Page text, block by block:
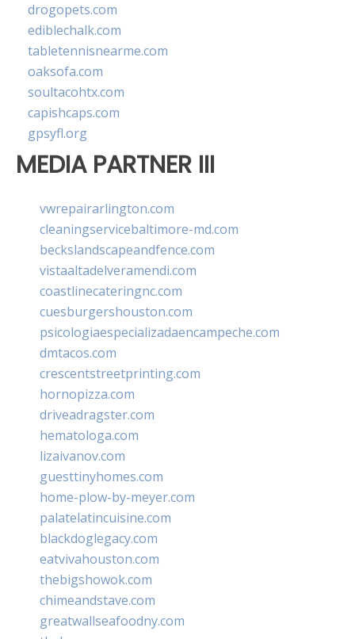
drogopets.com
ediblechalk.com
tabletennisnearme.com
oaksofa.com
soultacohtx.com
capishcaps.com
gpsyfl.org
MEDIA PARTNER III
vwrepairarlington.com
cleaningservicebaltimore-md.com
beckslandscapeandfence.com
vistaaltadelveramendi.com
coastlinecateringnc.com
cuesburgershouston.com
psicologiaespecializadaencampeche.com
dmtacos.com
crescentstreetprinting.com
hornopizza.com
driveadragster.com
hematologa.com
lizaivanov.com
guesttinyhomes.com
home-plow-by-meyer.com
palatelatincuisine.com
blackdoglegacy.com
eatvivahouston.com
thebigshowok.com
chimeandstave.com
greatwallseafoodny.com